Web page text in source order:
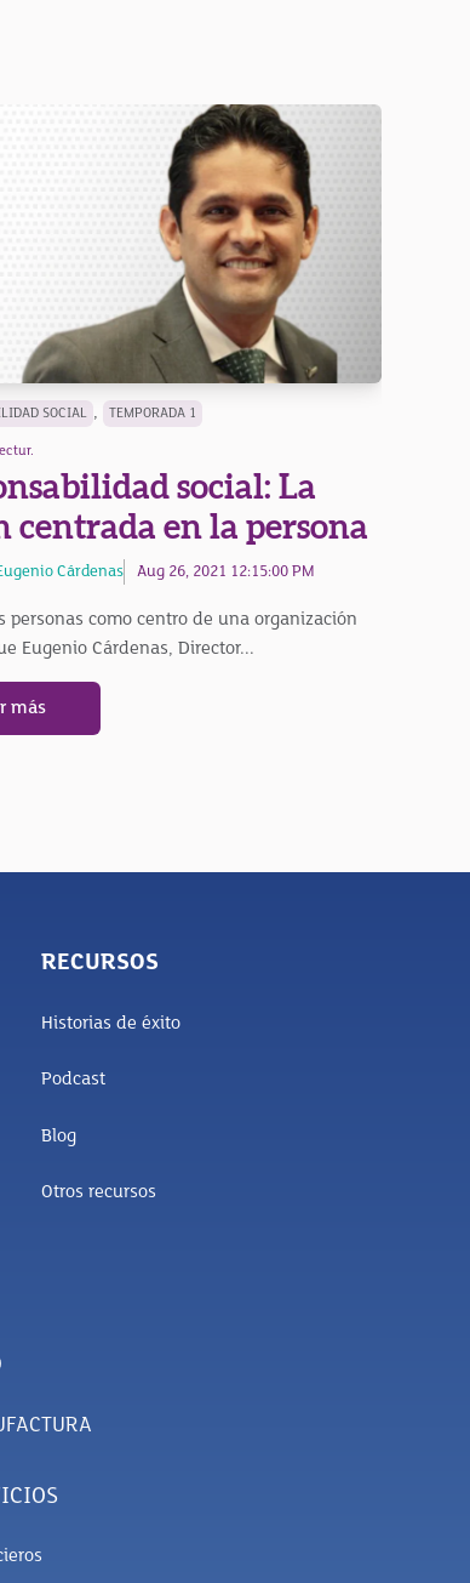
SOCIAL , TEMPORADA 1
social: La
centrada en la persona
Cárdenas Aug 26, 2021 12:15:00 PM
personas como centro de una organización
Eugenio Cárdenas, Director...
más
RECURSOS
Historias de éxito
Podcast
Blog
Otros recursos